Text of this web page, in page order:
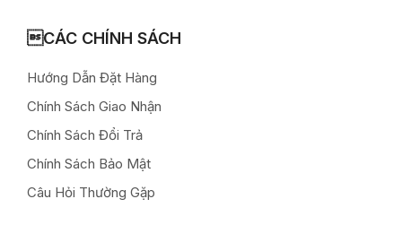
CÁC CHÍNH SÁCH
Hướng Dẫn Đặt Hàng
Chính Sách Giao Nhận
Chính Sách Đổi Trả
Chính Sách Bảo Mật
Câu Hỏi Thường Gặp